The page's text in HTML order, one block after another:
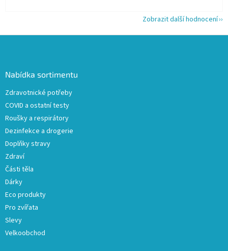
Zobrazit další hodnocení
Nabídka sortimentu
Zdravotnické potřeby
COVID a ostatní testy
Roušky a respirátory
Dezinfekce a drogerie
Doplňky stravy
Zdraví
Části těla
Dárky
Eco produkty
Pro zvířata
Slevy
Velkoobchod